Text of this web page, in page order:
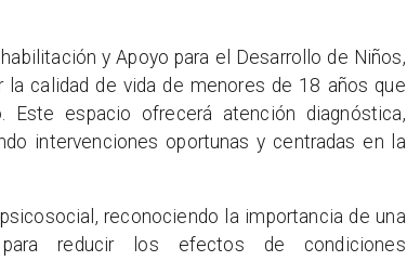
y Apoyo para el Desarrollo de Niños,
calidad de vida de menores de 18 años que
Este espacio ofrecerá atención diagnóstica,
intervenciones oportunas y centradas en la
reconociendo la importancia de una
reducir los efectos de condiciones